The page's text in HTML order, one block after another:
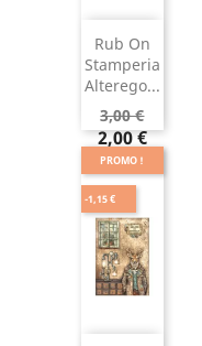
Rub On
Stamperia
Alterego...
3,00 €
2,00 €
PROMO !
-1,15 €